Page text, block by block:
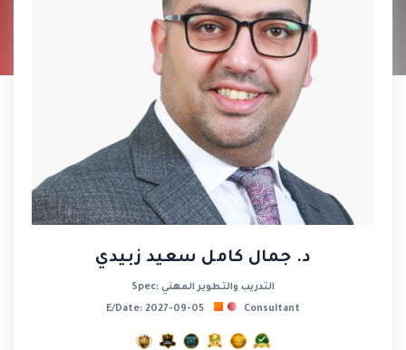
د. جمال كامل سعيد زبيدي
Spec: التدريب والتطوير المهني
E/Date: 2027-09-05 Consultant